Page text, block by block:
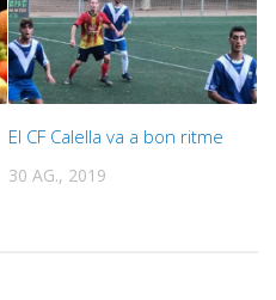
El CF Calella va a bon ritme
30 AG., 2019